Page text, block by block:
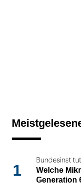
1
Welche
Generation